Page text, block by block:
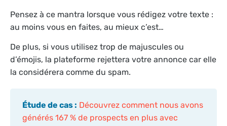
Pensez à ce mantra lorsque vous rédigez votre texte :
au moins vous en faites, au mieux c’est…
De plus, si vous utilisez trop de majuscules ou
d’émojis, la plateforme rejettera votre annonce car elle
la considérera comme du spam.
Étude de cas : Découvrez comment nous avons
générés 167 % de prospects en plus avec